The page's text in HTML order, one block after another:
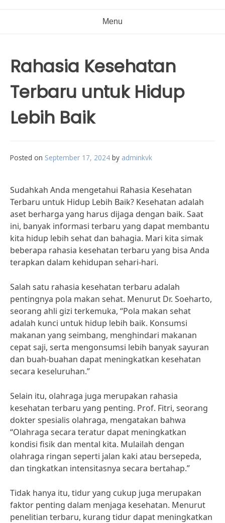
Menu
Rahasia Kesehatan
Terbaru untuk Hidup
Lebih Baik
Posted on September 17, 2024 by adminkvk
Sudahkah Anda mengetahui Rahasia Kesehatan
Terbaru untuk Hidup Lebih Baik? Kesehatan adalah
aset berharga yang harus dijaga dengan baik. Saat
ini, banyak informasi terbaru yang dapat membantu
kita hidup lebih sehat dan bahagia. Mari kita simak
beberapa rahasia kesehatan terbaru yang bisa Anda
terapkan dalam kehidupan sehari-hari.
Salah satu rahasia kesehatan terbaru adalah
pentingnya pola makan sehat. Menurut Dr. Soeharto,
seorang ahli gizi terkemuka, “Pola makan sehat
adalah kunci untuk hidup lebih baik. Konsumsi
makanan yang seimbang, menghindari makanan
cepat saji, serta mengonsumsi lebih banyak sayuran
dan buah-buahan dapat meningkatkan kesehatan
secara keseluruhan.”
Selain itu, olahraga juga merupakan rahasia
kesehatan terbaru yang penting. Prof. Fitri, seorang
dokter spesialis olahraga, mengatakan bahwa
“Olahraga secara teratur dapat meningkatkan
kondisi fisik dan mental kita. Mulailah dengan
olahraga ringan seperti jalan kaki atau bersepeda,
dan tingkatkan intensitasnya secara bertahap.”
Tidak hanya itu, tidur yang cukup juga merupakan
faktor penting dalam menjaga kesehatan. Menurut
penelitian terbaru, kurang tidur dapat meningkatkan